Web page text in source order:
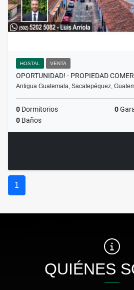
HOSTAL VENTA
OPORTUNIDAD! - PROPIEDAD
Antigua Guatemala, Sacatepéquez,
0 Dormitorios 0
0 Baños
1
QUIÉNES